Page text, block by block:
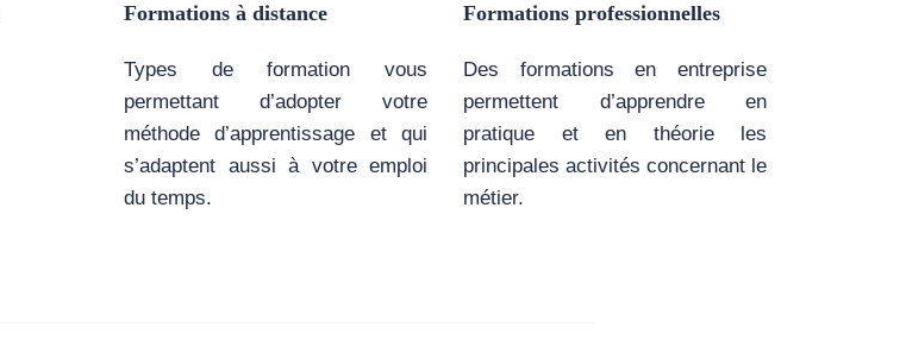
Formations à distance
Types de formation vous
permettant d’adopter votre
méthode d’apprentissage et qui
s’adaptent aussi à votre emploi
du temps.
Formations professionnelles
Des formations en entreprise
permettent d’apprendre en
pratique et en théorie les
principales activités concernant le
métier.